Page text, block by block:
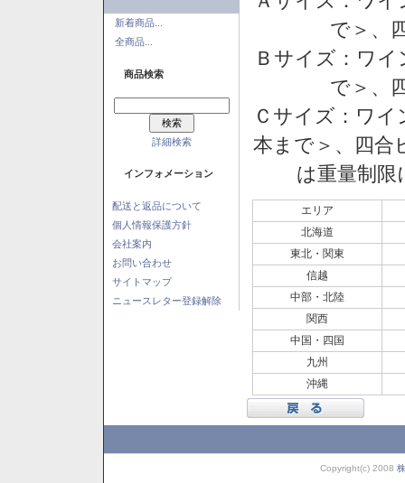
新着商品...
全商品...
商品検索
詳細検索
インフォメーション
配送と返品について
個人情報保護方針
会社案内
お問い合わせ
サイトマップ
ニュースレター登録解除
で＞、
Ｂサイズ：ワ
で＞、
Ｃサイズ：ワイ
本まで＞、四
は重量制
エリア
北海道
東北・関東
信越
中部・北陸
関西
中国・四国
九州
沖縄
Copyright(c) 2008